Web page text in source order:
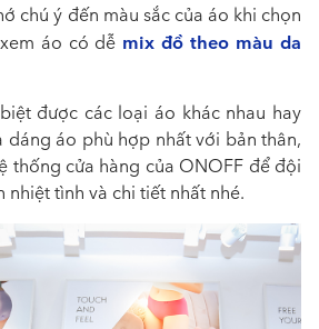
chú ý đến màu sắc của áo khi chọn
áo có dễ mix đồ theo màu da
được các loại áo khác nhau hay
dáng áo phù hợp nhất với bản thân,
thống cửa hàng của ONOFF để đội
nhiệt tình và chi tiết nhất nhé.